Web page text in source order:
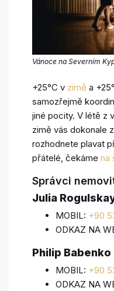
Vánoce na Severním
+25°C v zimě a
samozřejmě
jiné pocity. V létě z
zimě vás dokonale
rozhodnete plavat
přátelé, čekáme na
Správci
Julia
MOBIL: +90
ODKAZ NA
Philip Babenko
MOBIL: +90
ODKAZ NA